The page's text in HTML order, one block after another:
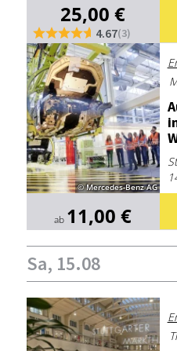
25,00 €
4.67(3)
© Mercedes-Benz AG
ab 11,00 €
Sa, 15.08